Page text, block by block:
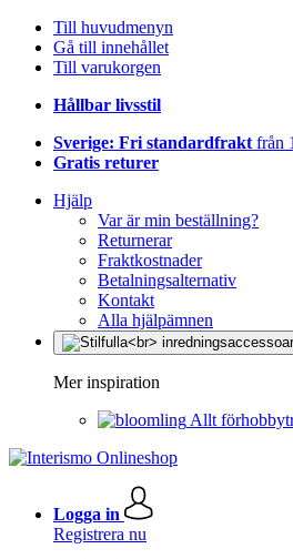
Till huvudmenyn
Gå till innehållet
Till varukorgen
Hållbar livsstil
Sverige: Fri standardfrakt från
Gratis returer
Hjälp
Var är min beställning?
Returnerar
Fraktkostnader
Betalningsalternativ
Kontakt
Alla hjälpämnen
Mer inspiration
Allt
Logga in
Registrera nu